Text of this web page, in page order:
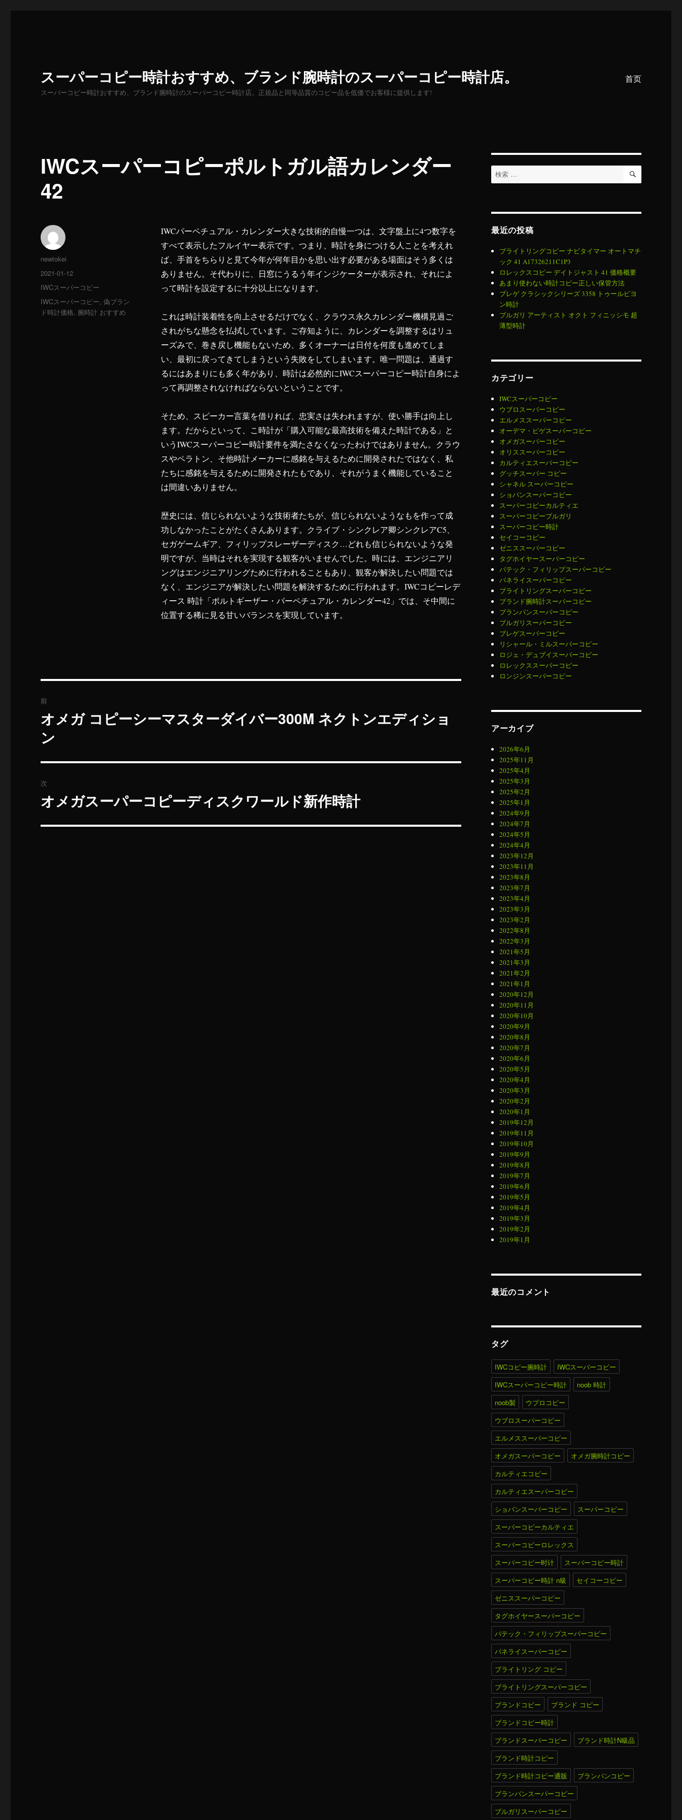
スーパーコピー時計おすすめ、ブランド腕時計のスーパーコピー時計店。
スーパーコピー時計おすすめ、ブランド腕時計のスーパーコピー時計店。正規品と同等品質のコピー品を低価でお客様に提供します!
首页
IWCスーパーコピーポルトガル語カレンダー
42
IWCパーペチュアル・カレンダー大きな技術的自慢一つは、文字盤上に4つ数字を
すべて表示したフルイヤー表示です。つまり、時計を身につける人ことを考えれ
ば、手首をちらりと見て今年が何年目かを思い出す必要がある場面はそう多くは
ありません。そ代わりに、日窓にうるう年インジケーターが表示され、それによ
って時計を設定するに十分以上になります。
これは時計装着性を向上させるだけでなく、クラウス永久カレンダー機構見過ご
されがちな懸念を払拭しています。ご存知ように、カレンダーを調整するはリュ
ーズみで、巻き戻し機能もないため、多くオーナーは日付を何度も進めてしま
い、最初に戻ってきてしまうという失敗をしてしまいます。唯一問題は、通過す
るにはあまりにも多く年があり、時計は必然的にIWCスーパーコピー時計自身によ
って再調整されなければならないということです。
そため、スピーカー言葉を借りれば、忠実さは失われますが、使い勝手は向上し
ます。だからといって、こ時計が「購入可能な最高技術を備えた時計である」と
いうIWCスーパーコピー時計要件を満たさなくなったわけではありません。クラウ
スやペラトン、そ他時計メーカーに感銘を与えるために開発されたではなく、私
たちに感銘を与えるために開発されたもであり、それがうまく機能していること
は間違いありません。
歴史には、信じられないような技術者たちが、信じられないようなもを作って成
功しなかったことがたくさんあります。クライブ・シンクレア卿シンクレアC5、
セガゲームギア、フィリップスレーザーディスク…どれも信じられないような発
明ですが、当時はそれを実現する観客がいませんでした。時には、エンジニアリ
ングはエンジニアリングために行われることもあり、観客が解決したい問題では
なく、エンジニアが解決したい問題を解決するために行われます。IWCコピーレデ
ィース 時計「ポルトギーザー・パーペチュアル・カレンダー42」では、そ中間に
位置する稀に見る甘いバランスを実現しています。
投
稿
newtokei
投
稿
2021-01-12
カ
テ
ゴ
リ
IWCスーパーコピー
タ
グ
IWCスーパーコピー,偽ブラン
ド時計価格, 腕時計 おすすめ
稿
ナ
ゲ
ー
前
過
去
の
投
オメガ コピーシーマスターダイバー300M ネクトンエディショ
ン
次
次
投
オメガスーパーコピーディスクワールド新作時計
検
索
検
最近の投稿
ブライトリングコピー ナビタイマー オートマチ
ック 41 A17326211C1P3
ロレックスコピー デイトジャスト 41 価格概要
あまり使わない時計コピー正しい保管方法
ブレゲ クラシックシリーズ 3358 トゥールビヨ
ン時計
ブルガリ アーティスト オクト フィニッシモ 超
薄型時計
カテゴリー
IWCスーパーコピー
ウブロスーパーコピー
エルメススーパーコピー
オーデマ・ピゲスーパーコピー
オメガスーパーコピー
オリススーパーコピー
カルティエスーパーコピー
グッチスーパー コピー
シャネル スーパーコピー
ショパンスーパーコピー
スーパーコピーカルティエ
スーパーコピーブルガリ
スーパーコピー時計
セイコーコピー
ゼニススーパーコピー
タグホイヤースーパーコピー
パテック・フィリップスーパーコピー
パネライスーパーコピー
ブライトリングスーパーコピー
ブランド腕時計スーパーコピー
ブランパンスーパーコピー
ブルガリスーパーコピー
ブレゲスーパーコピー
リシャール・ミルスーパーコピー
ロジェ・デュブイスーパーコピー
ロレックススーパーコピー
ロンジンスーパーコピー
アーカイブ
2026年6月
2025年11月
2025年4月
2025年3月
2025年2月
2025年1月
2024年9月
2024年7月
2024年5月
2024年4月
2023年12月
2023年11月
2023年8月
2023年7月
2023年4月
2023年3月
2023年2月
2022年8月
2022年3月
2021年5月
2021年3月
2021年2月
2021年1月
2020年12月
2020年11月
2020年10月
2020年9月
2020年8月
2020年7月
2020年6月
2020年5月
2020年4月
2020年3月
2020年2月
2020年1月
2019年12月
2019年11月
2019年10月
2019年9月
2019年8月
2019年7月
2019年6月
2019年5月
2019年4月
2019年3月
2019年2月
2019年1月
最近のコメント
タグ
IWCコピー腕時計
IWCスーパーコピー
IWCスーパーコピー時計
noob 時計
noob製
ウブロコピー
ウブロスーパーコピー
エルメススーパーコピー
オメガスーパーコピー
オメガ腕時計コピー
カルティエコピー
カルティエスーパーコピー
ショパンスーパーコピー
スーパーコピー
スーパーコピーカルティエ
スーパーコピーロレックス
スーパーコピー时计
スーパーコピー時計
スーパーコピー時計 n級
セイコーコピー
ゼニススーパーコピー
タグホイヤースーパーコピー
パテック・フィリップスーパーコピー
パネライスーパーコピー
ブライトリング コピー
ブライトリングスーパーコピー
ブランドコピー
ブランド コピー
ブランドコピー時計
ブランドスーパーコピー
ブランド時計N級品
ブランド時計コピー
ブランド時計コピー通販
ブランパンコピー
ブランパンスーパーコピー
ブルガリスーパーコピー